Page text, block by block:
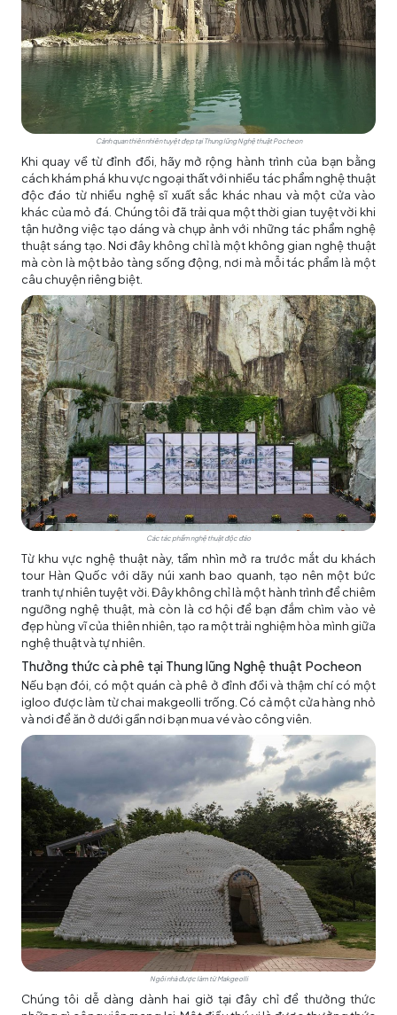
Cảnh quan thiên nhiên tuyệt đẹp tại Thung lũng Nghệ thuật Pocheon
Khi quay về từ đỉnh đồi, hãy mở rộng hành trình của bạn bằng
cách khám phá khu vực ngoại thất với nhiều tác phẩm nghệ thuật
độc đáo từ nhiều nghệ sĩ xuất sắc khác nhau và một cửa vào
khác của mỏ đá. Chúng tôi đã trải qua một thời gian tuyệt vời khi
tận hưởng việc tạo dáng và chụp ảnh với những tác phẩm nghệ
thuật sáng tạo. Nơi đây không chỉ là một không gian nghệ thuật
mà còn là một bảo tàng sống động, nơi mà mỗi tác phẩm là một
câu chuyện riêng biệt.
Các tác phẩm nghệ thuật độc đáo
Từ khu vực nghệ thuật này, tầm nhìn mở ra trước mắt du khách
tour Hàn Quốc với dãy núi xanh bao quanh, tạo nên một bức
tranh tự nhiên tuyệt vời. Đây không chỉ là một hành trình để chiêm
ngưỡng nghệ thuật, mà còn là cơ hội để bạn đắm chìm vào vẻ
đẹp hùng vĩ của thiên nhiên, tạo ra một trải nghiệm hòa mình giữa
nghệ thuật và tự nhiên.
Thưởng thức cà phê tại Thung lũng Nghệ thuật Pocheon
Nếu bạn đói, có một quán cà phê ở đỉnh đồi và thậm chí có một
igloo được làm từ chai makgeolli trống. Có cả một cửa hàng nhỏ
và nơi để ăn ở dưới gần nơi bạn mua vé vào công viên.
Ngôi nhà được làm từ Makgeolli
Chúng tôi dễ dàng dành hai giờ tại đây chỉ để thưởng thức